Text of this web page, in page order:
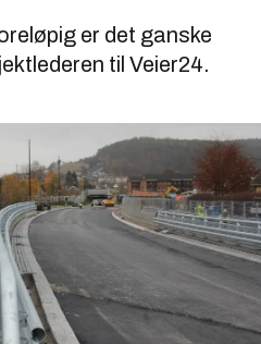
er det ganske
til Veier24.